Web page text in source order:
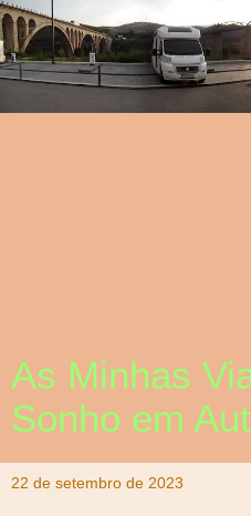
As Minhas
Sonho em
22 de setembro de 2023